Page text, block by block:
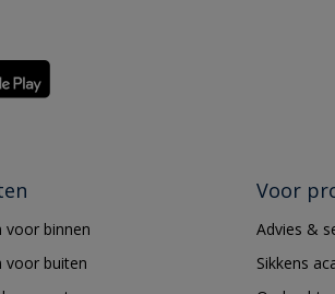
voor binnen
voor buiten
Voor
Advies &
Sikkens